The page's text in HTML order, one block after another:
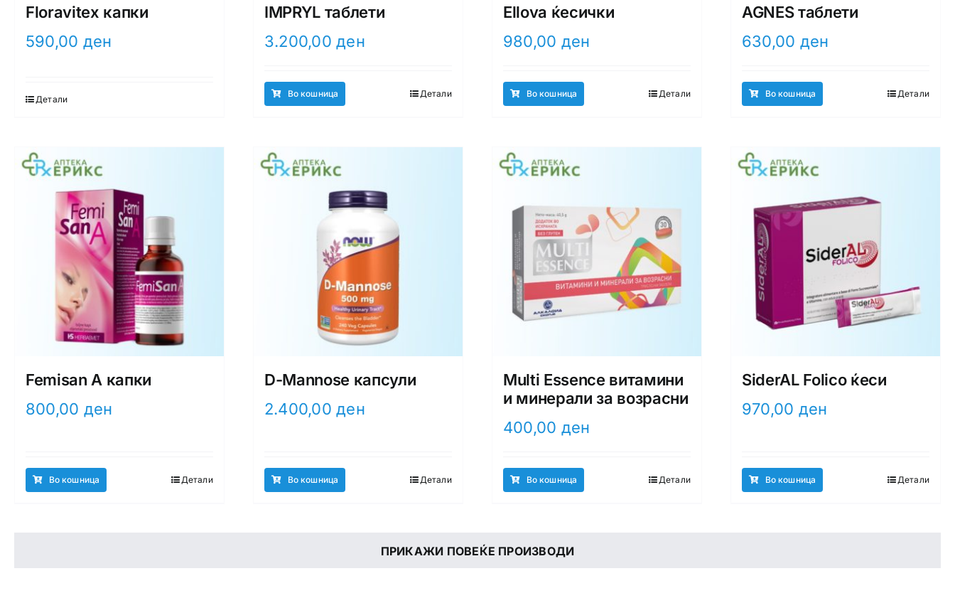
Floravitex капки
590,00 ден
Детали
IMPRYL таблети
3.200,00ден
Во кошница Детали
Ellova ќесички
980,00 ден
Во кошница Детали
AGNES таблети
630,00 ден
Во кошница Детали
Femisan A капки
800,00 ден
Во кошница Детали
D-Mannose капсули
2.400,00ден
Во кошница Детали
Multi Essence витамини
и минерали за возрасни
400,00 ден
Во кошница Детали
SiderAL Folico ќеси
970,00 ден
Во кошница Детали
ПРИКАЖИ ПОВЕЌЕ ПРОИЗВОДИ